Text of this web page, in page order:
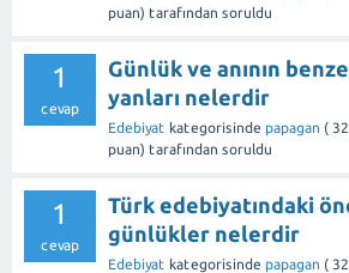
puan) tarafından soruldu
1
cevap
Günlük ve anının
yanları nelerdir
Edebiyat kategorisinde papagan (
puan) tarafından soruldu
1
cevap
Türk edebiyatındaki
günlükler nelerdir
Edebiyat kategorisinde papagan (